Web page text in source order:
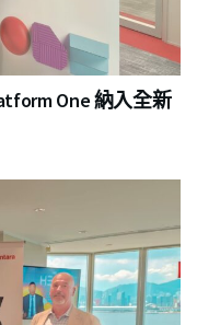
One 納入全新